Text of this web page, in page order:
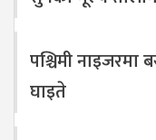
पश्चिमी नाइजरमा
घाइते